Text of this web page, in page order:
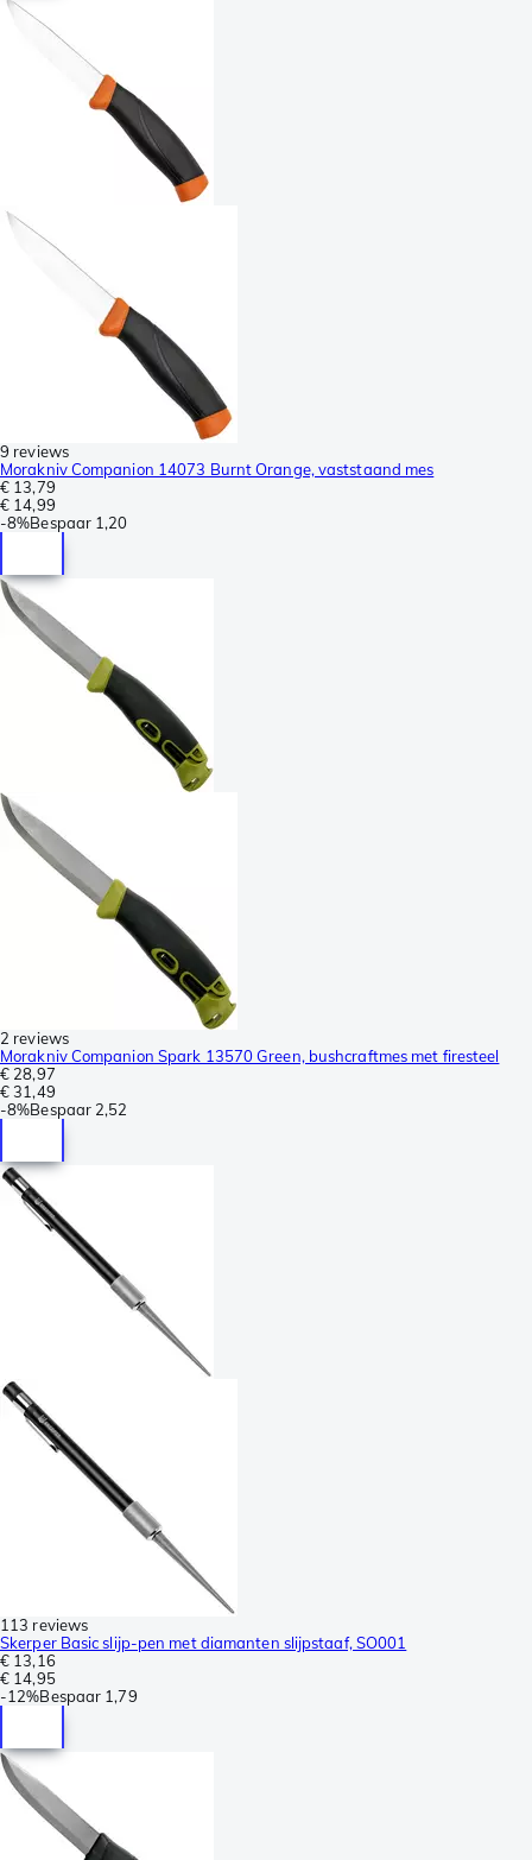
9 reviews
Morakniv Companion 14073 Burnt Orange, vaststaand mes
€ 13,79
€ 14,99
-8%Bespaar 1,20
2 reviews
Morakniv Companion Spark 13570 Green, bushcraftmes met firesteel
€ 28,97
€ 31,49
-8%Bespaar 2,52
113 reviews
Skerper Basic slijp-pen met diamanten slijpstaaf, SO001
€ 13,16
€ 14,95
-12%Bespaar 1,79